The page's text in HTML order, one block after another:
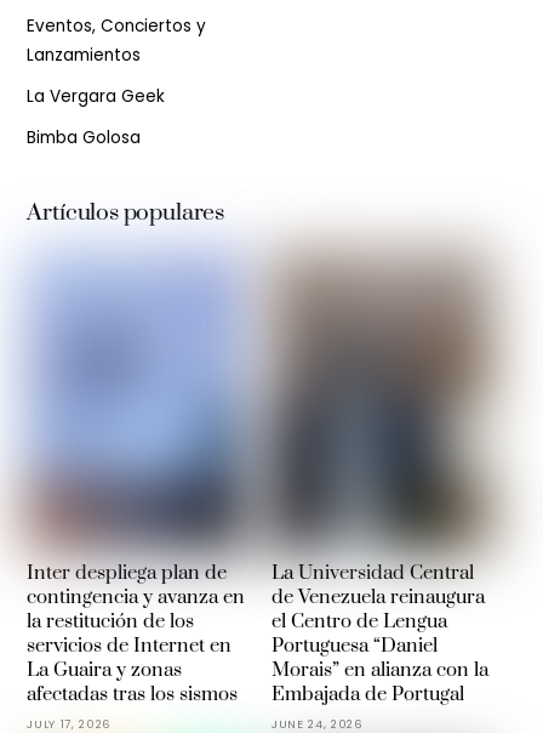
Eventos, Conciertos y
Lanzamientos
La Vergara Geek
Bimba Golosa
Artículos populares
Inter despliega plan de
contingencia y avanza en
la restitución de los
servicios de Internet en
La Guaira y zonas
afectadas tras los sismos
JULY 17, 2026
La Universidad Central
de Venezuela reinaugura
el Centro de Lengua
Portuguesa “Daniel
Morais” en alianza con la
Embajada de Portugal
JUNE 24, 2026